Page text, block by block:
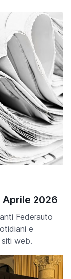
Aprile 2026
Federauto
e
web.